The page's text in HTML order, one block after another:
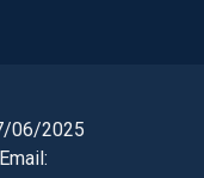
06/2025